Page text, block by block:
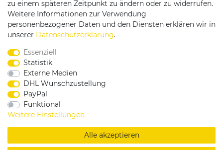
Service & Kontakt
Rufen Sie uns an unter:
0375 - 21459172
Widerrufsrecht |
Impressum
Copyright by König Design
zu einem späteren Zeitpunkt zu ändern oder zu widerrufen.
Weitere Informationen zur Verwendung
personenbezogener Daten und den Diensten erklären wir in
unserer Daten­schutz­erklärung.
Essenziell
Statistik
Externe Medien
DHL Wunschzustellung
PayPal
Funktional
Weitere Einstellungen
Alle akzeptieren